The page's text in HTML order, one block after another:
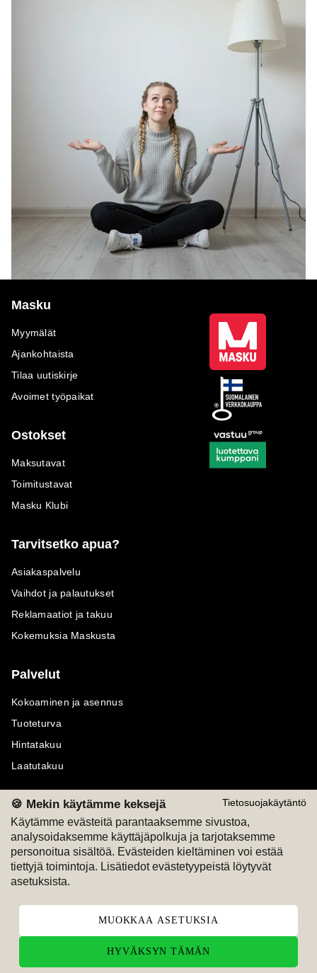
Tietosuojakäytäntö
🍪 Mekin käytämme keksejä
Käytämme evästeitä parantaaksemme sivustoa,
analysoidaksemme käyttäjäpolkuja ja tarjotaksemme
personoitua sisältöä. Evästeiden kieltäminen voi estää
tiettyjä toimintoja. Lisätiedot evästetyypeistä löytyvät
asetuksista.
MUOKKAA ASETUKSIA
HYVÄKSYN TÄMÄN
Masku
Myymälät
Ajankohtaista
Tilaa uutiskirje
Avoimet työpaikat
Ostokset
Maksutavat
Toimitustavat
Masku Klubi
Tarvitsetko apua?
Asiakaspalvelu
Vaihdot ja palautukset
Reklamaatiot ja takuu
Kokemuksia Maskusta
Palvelut
Kokoaminen ja asennus
Tuoteturva
Hintatakuu
Laatutakuu
Maksutavat
M
Seuraa meitä